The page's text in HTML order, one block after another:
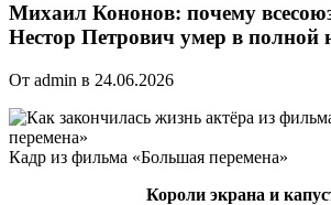
Михаил Кононов: почему
Нестор Петрович умер в полной
От admin в 24.06.2026
Кадр из фильма «Большая перемена»
Короли экрана и